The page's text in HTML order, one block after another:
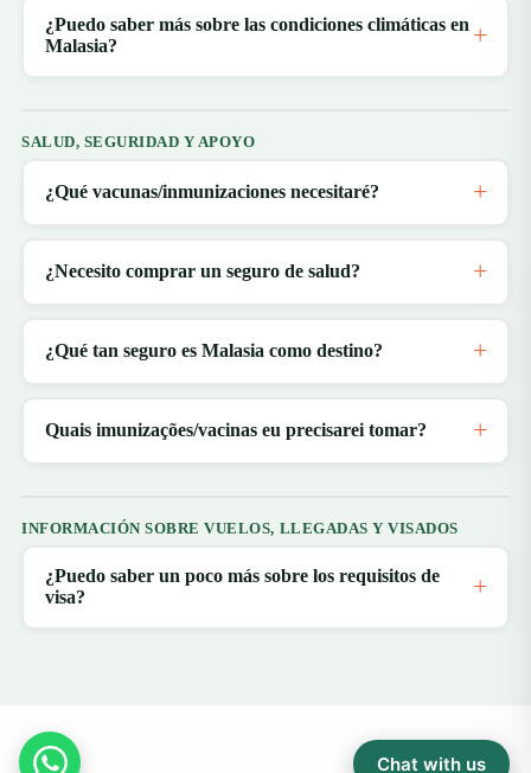
¿Puedo saber más sobre las condiciones climáticas en
Malasia?
SALUD, SEGURIDAD Y APOYO
¿Qué vacunas/inmunizaciones necesitaré?
¿Necesito comprar un seguro de salud?
¿Qué tan seguro es Malasia como destino?
Quais imunizações/vacinas eu precisarei tomar?
INFORMACIÓN SOBRE VUELOS, LLEGADAS Y VISADOS
¿Puedo saber un poco más sobre los requisitos de
visa?
Chat with us